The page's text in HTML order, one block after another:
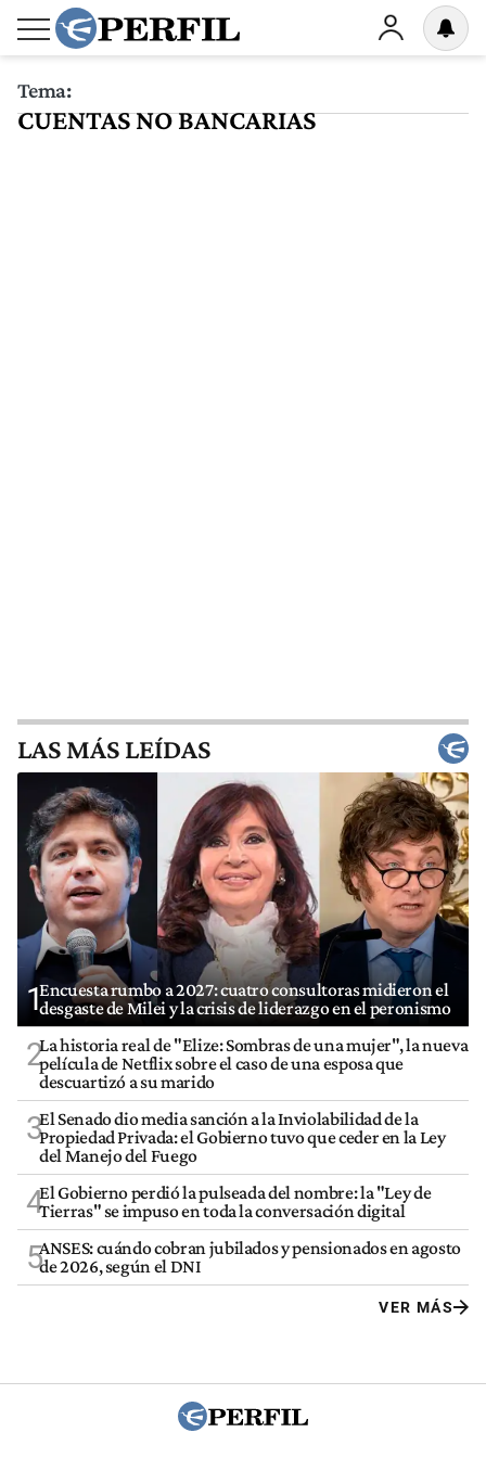
Tema:
CUENTAS NO BANCARIAS
LAS MÁS LEÍDAS
1Encuesta rumbo a 2027: cuatro consultoras midieron el
desgaste de Milei y la crisis de liderazgo en el peronismo
2La historia real de "Elize: Sombras de una mujer", la nueva
película de Netflix sobre el caso de una esposa que
descuartizó a su marido
3El Senado dio media sanción a la Inviolabilidad de la
Propiedad Privada: el Gobierno tuvo que ceder en la Ley
del Manejo del Fuego
4El Gobierno perdió la pulseada del nombre: la "Ley de
Tierras" se impuso en toda la conversación digital
5ANSES: cuándo cobran jubilados y pensionados en agosto
de 2026, según el DNI
VER MÁS